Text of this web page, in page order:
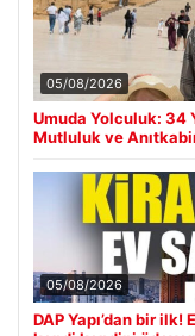
05/08/2026
Umuda Yolculuk: 34
Mutluluk ve
05/08/2026
DAP Yapı’dan bir